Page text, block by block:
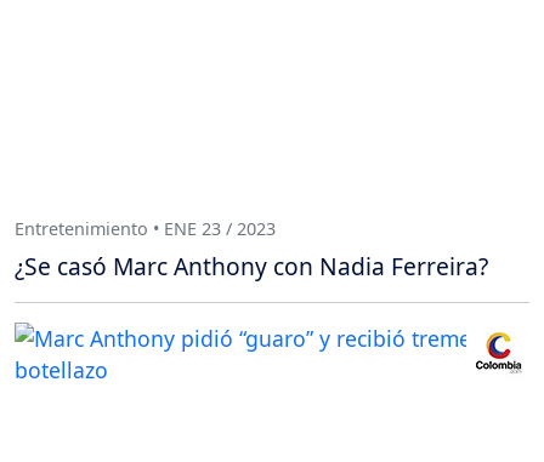
Entretenimiento • ENE 23 / 2023
¿Se casó Marc Anthony con Nadia Ferreira?